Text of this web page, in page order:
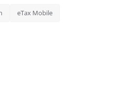
eTax Mobile